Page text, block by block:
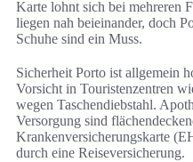
Karte lohnt sich bei mehreren
liegen nah beieinander, doch
Schuhe sind ein Muss.
Sicherheit Porto ist allgemein
Vorsicht in Touristenzentren
wegen Taschendiebstahl.
Versorgung sind
Krankenversicherungskarte
durch eine Reiseversicherung.